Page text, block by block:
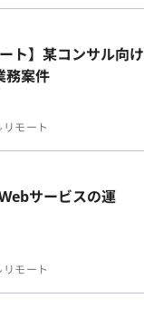
ト】某コンサル向け
務案件
リモート
サービスの運
リモート